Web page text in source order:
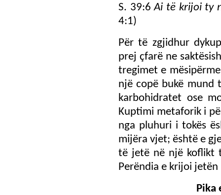
S. 39:6Ai të krijoi ty
4:1)
Për të zgjidhur
prej çfarë ne
tregimet e
një copë bukë mund
karbohidratet ose
Kuptimi metaforik i
nga pluhuri i tokës
mijëra vjet; është e
të jetë në një koflikt
Perëndia e krijoi
Pika